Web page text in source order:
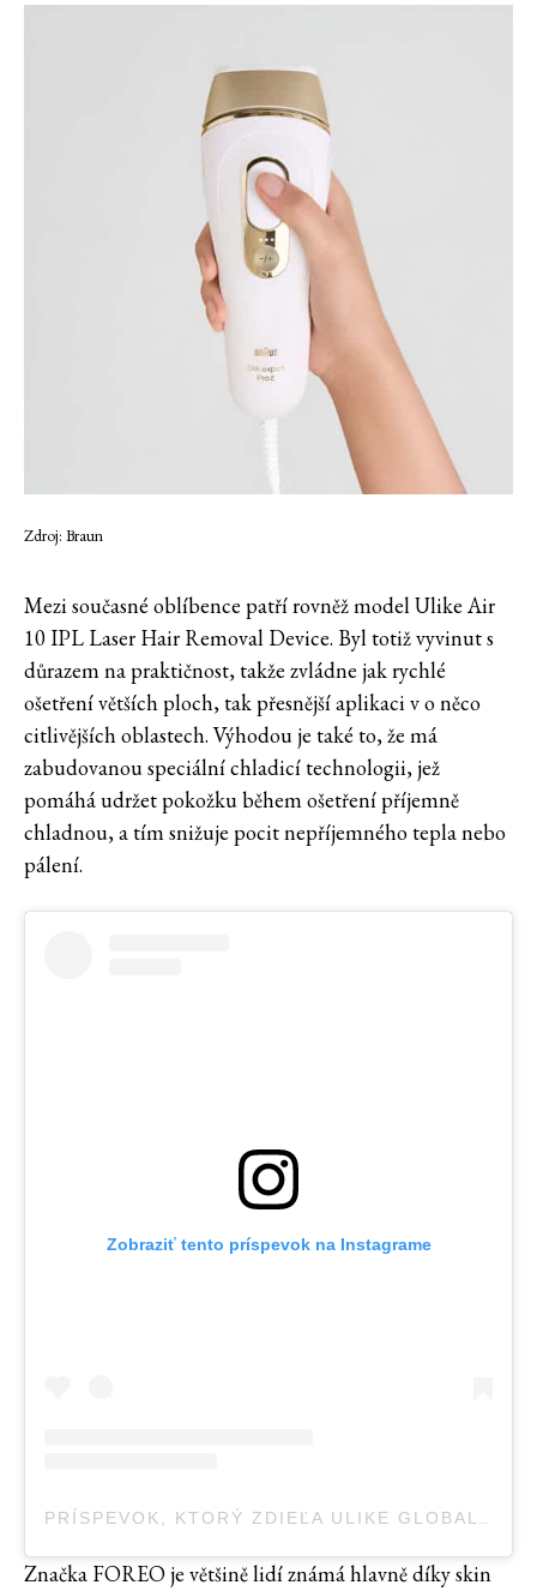
Zdroj: Braun
Mezi současné oblíbence patří rovněž model Ulike Air
10 IPL Laser Hair Removal Device. Byl totiž vyvinut s
důrazem na praktičnost, takže zvládne jak rychlé
ošetření větších ploch, tak přesnější aplikaci v o něco
citlivějších oblastech. Výhodou je také to, že má
zabudovanou speciální chladicí technologii, jež
pomáhá udržet pokožku během ošetření příjemně
chladnou, a tím snižuje pocit nepříjemného tepla nebo
pálení.
Zobraziť tento príspevok na Instagrame
PRÍSPEVOK, KTORÝ ZDIEĽA ULIKE GLOBAL (@ULIKEGLOBAL)
Značka FOREO je většině lidí známá hlavně díky skin